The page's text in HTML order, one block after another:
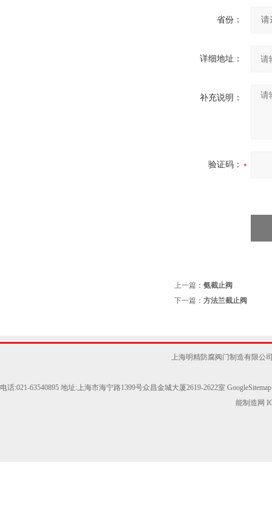
省份：
详细地址：
补充说明：
验证码：
上一篇： 氨截止阀
下一篇： 方法兰截止阀
上海明精防腐阀门制造有限公
电话:021-63540895 地址:上海市海宁路1399号众昌金城大厦2619-2622室 GoogleSitemap
能制造网